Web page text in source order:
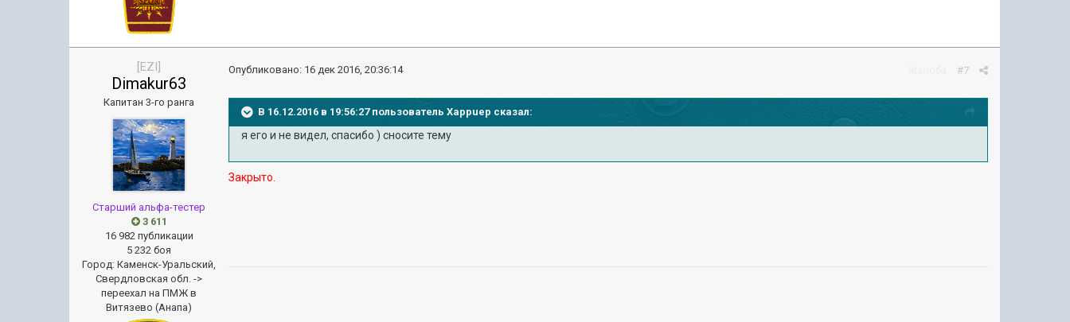
[EZI]
Dimakur63
Капитан 3-го ранга
Старший альфа-тестер
3 611
16 982 публикации
5 232 боя
Город:Каменск-Уральский,
Свердловская обл. ->
переехал на ПМЖ в
Витязево (Анапа)
#7
Опубликовано: 16 дек 2016, 20:36:14
В 16.12.2016 в 19:56:27 пользователь Xappuep сказал:
я его и не видел, спасибо ) сносите тему
Закрыто.